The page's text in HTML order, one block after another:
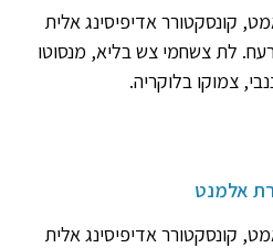
קונסקטורר אדיפיסינג אלית
לת צשחמי צש בליא, מנסוטו
צמוקו בלוקריה.
אלמנט
קונסקטורר אדיפיסינג אלית